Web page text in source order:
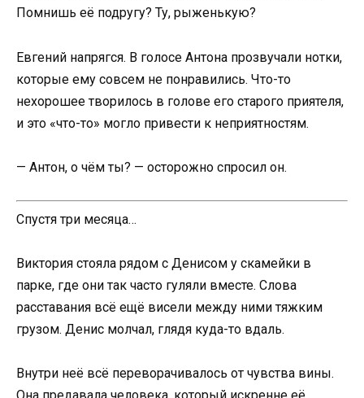
Помнишь её подругу? Ту, рыженькую?
Евгений напрягся. В голосе Антона прозвучали нотки,
которые ему совсем не понравились. Что-то
нехорошее творилось в голове его старого приятеля,
и это «что-то» могло привести к неприятностям.
— Антон, о чём ты? — осторожно спросил он.
Спустя три месяца…
Виктория стояла рядом с Денисом у скамейки в
парке, где они так часто гуляли вместе. Слова
расставания всё ещё висели между ними тяжким
грузом. Денис молчал, глядя куда-то вдаль.
Внутри неё всё переворачивалось от чувства вины.